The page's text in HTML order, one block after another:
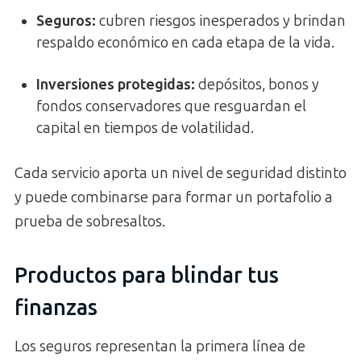
Seguros: cubren riesgos inesperados y brindan
respaldo económico en cada etapa de la vida.
Inversiones protegidas: depósitos, bonos y
fondos conservadores que resguardan el
capital en tiempos de volatilidad.
Cada servicio aporta un nivel de seguridad distinto
y puede combinarse para formar un portafolio a
prueba de sobresaltos.
Productos para blindar tus
finanzas
Los seguros representan la primera línea de